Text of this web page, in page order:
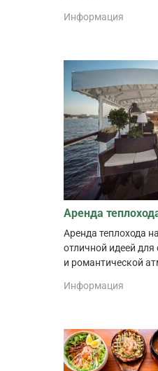
Информация
Аренда
Аренда теплохода
отличной идеей
и романтической
Информация